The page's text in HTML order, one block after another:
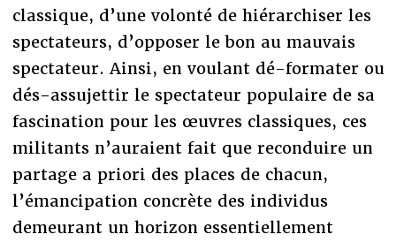
classique, d’une volonté de hiérarchiser les
spectateurs, d’opposer le bon au mauvais
spectateur. Ainsi, en voulant dé-formater ou
dés-assujettir le spectateur populaire de sa
fascination pour les œuvres classiques, ces
militants n’auraient fait que reconduire un
partage a priori des places de chacun,
l’émancipation concrète des individus
demeurant un horizon essentiellement